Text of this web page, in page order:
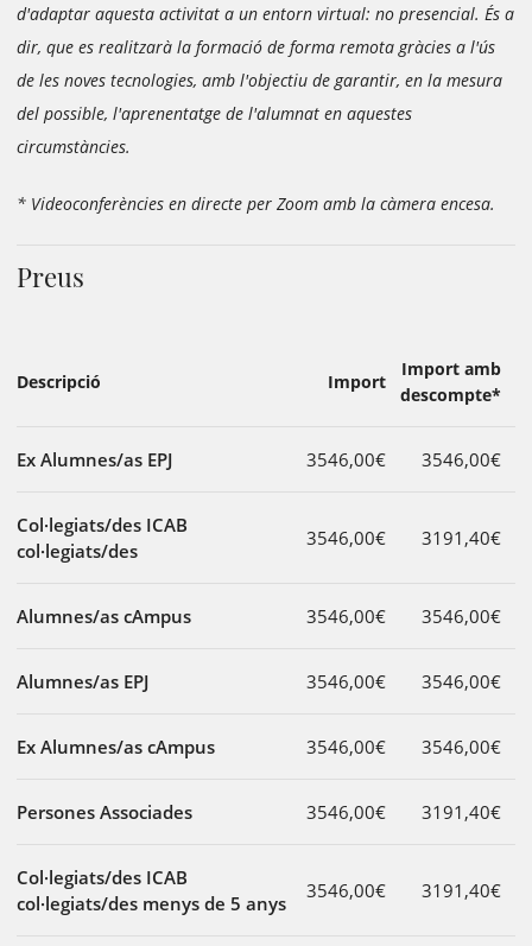
d'adaptar aquesta activitat a un entorn virtual: no presencial. És a
dir, que es realitzarà la formació de forma remota gràcies a l'ús
de les noves tecnologies, amb l'objectiu de garantir, en la mesura
del possible, l'aprenentatge de l'alumnat en aquestes
circumstàncies.
* Videoconferències en directe per Zoom amb la càmera encesa.
Preus
Descripció Import
Import amb
descompte*
Ex Alumnes/as EPJ 3546,00€ 3546,00€
Col·legiats/des ICAB
col·legiats/des
3546,00€ 3191,40€
Alumnes/as cAmpus 3546,00€ 3546,00€
Alumnes/as EPJ 3546,00€ 3546,00€
Ex Alumnes/as cAmpus 3546,00€ 3546,00€
Persones Associades 3546,00€ 3191,40€
Col·legiats/des ICAB
col·legiats/des menys de 5 anys
3546,00€ 3191,40€